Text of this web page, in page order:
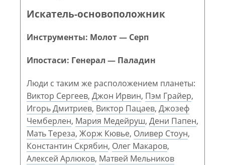
Искатель-основоположник
Инструменты: Молот — Серп
Ипостаси: Генерал — Паладин
Люди с таким же расположением планеты:
Виктор Сергеев, Джон Ирвин, Пэм Грайер,
Игорь Дмитриев, Виктор Пацаев, Джозеф
Чемберлен, Мария Медейруш, Дени Папен,
Мать Тереза, Жорж Кювье, Оливер Стоун,
Константин Скрябин, Олег Макаров,
Алексей Арлюков, Матвей Мельников